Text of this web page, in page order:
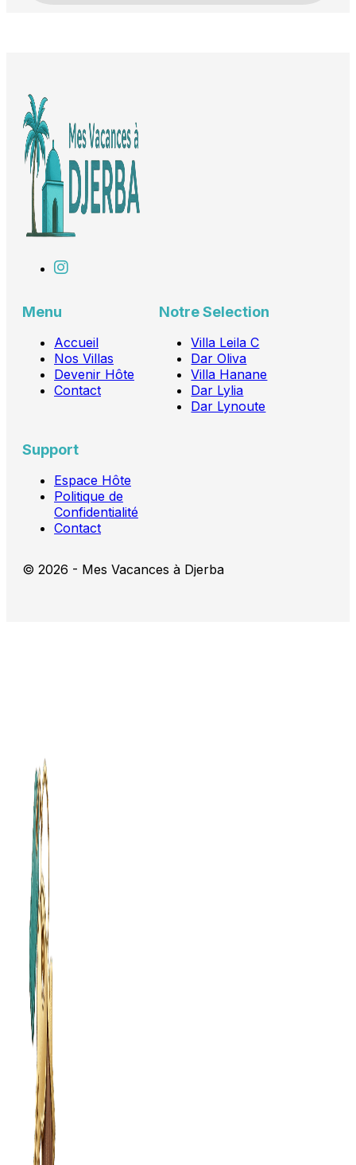
Menu
Accueil
Nos Villas
Devenir Hôte
Contact
Notre Selection
Villa Leila C
Dar Oliva
Villa Hanane
Dar Lylia
Dar Lynoute
Support
Espace Hôte
Politique de
Confidentialité
Contact
© 2026 - Mes Vacances à Djerba